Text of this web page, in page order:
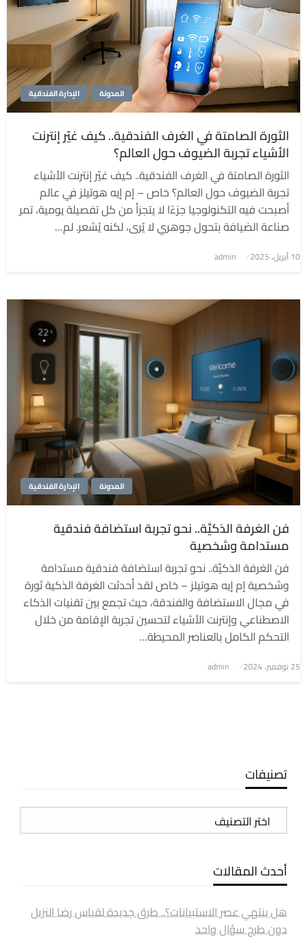
الإدارة الفندقية المدونة
الثورة الصامتة في الغرف الفندقية.. كيف غيّر إنترنت
الأشياء تجربة الضيوف حول العالم؟
الثورة الصامتة في الغرف الفندقية.. كيف غيّر إنترنت الأشياء
تجربة الضيوف حول العالم؟ خاص – إم إيه هوتيلز في عالم
أصبحت فيه التكنولوجيا جزءًا لا يتجزأ من كل تفصيلة يومية، تمر
صناعة الضيافة بتحول جوهري لا يُرى، لكنه يُشعر. لم…
نُشر
10 أبريل، 2025 admin
الإدارة الفندقية المدونة
فن الغرفة الذكيَّة.. نحو تجربة استضافة فندقية
مستدامة وشخصية
فن الغرفة الذكيَّة.. نحو تجربة استضافة فندقية مستدامة
وشخصية إم إيه هوتيلز – خاص لقد أحدثت الغرفة الذكية ثورة
في مجال الاستضافة والفندقة، حيث تجمع بين تقنيات الذكاء
الاصطناعي وإنترنت الأشياء لتحسين تجربة الإقامة من خلال
التحكم الكامل بالعناصر المحيطة…
نُشر
25 نوفمبر، 2024 admin
تصنيفات
تصنيفات
أحدث المقالات
هل ينتهي عصر الاستبيانات؟.. طرق جديدة لقياس رضا النزيل
دون طرح سؤال واحد